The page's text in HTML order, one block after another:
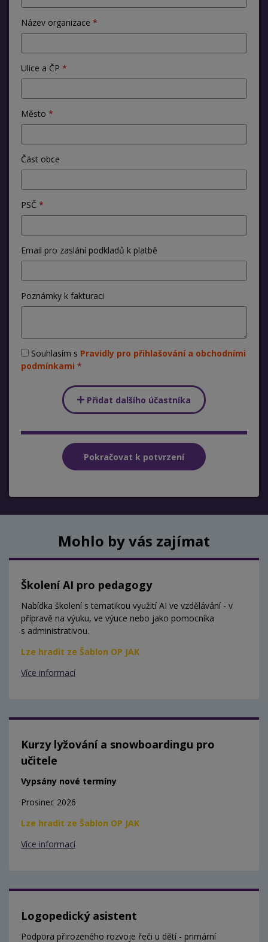
Název organizace
Ulice a ČP
Město
Část obce
PSČ
Email pro zaslání podkladů k platbě
Poznámky k fakturaci
Souhlasím s Pravidly pro přihlašování a obchodními
podmínkami
Přidat dalšího účastníka
Mohlo by vás zajímat
Školení AI pro pedagogy
Nabídka školení s tematikou využití AI ve vzdělávání - v
přípravě na výuku, ve výuce nebo jako pomocníka
s administrativou.
Lze hradit ze Šablon OP JAK
Více informací
Kurzy lyžování a snowboardingu pro
učitele
Vypsány nové termíny
Prosinec 2026
Lze hradit ze Šablon OP JAK
Více informací
Logopedický asistent
Podpora přirozeného rozvoje řeči u dětí - primární